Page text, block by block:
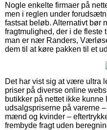
Nogle enkelte firmaer på
men i reglen under
fastsat beløb. Alternativt bør
fragtmulighed, der i de
man er nær Randers,
dem til at køre pakken til et
Det har vist sig at være ultra
priser på diverse online
butikker på nettet ikke
udsalgspriserne på varerne
mænd og kvinder –
frembyde fragt uden